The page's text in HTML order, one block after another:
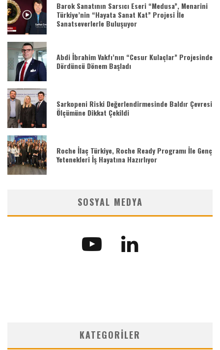
Barok Sanatının Sarsıcı Eseri “Medusa”, Menarini
Türkiye’nin “Hayata Sanat Kat” Projesi İle
Sanatseverlerle Buluşuyor
Abdi İbrahim Vakfı’nın “Cesur Kulaçlar” Projesinde
Dördüncü Dönem Başladı
Sarkopeni Riski Değerlendirmesinde Baldır Çevresi
Ölçümüne Dikkat Çekildi
Roche İlaç Türkiye, Roche Ready Programı İle Genç
Yetenekleri İş Hayatına Hazırlıyor
SOSYAL MEDYA
KATEGORILER